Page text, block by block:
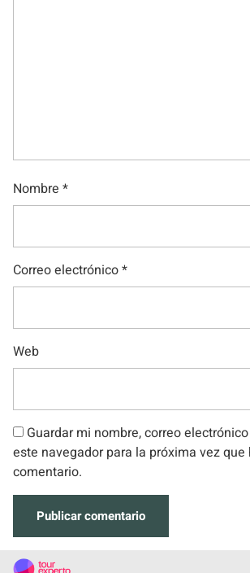
Nombre *
Correo electrónico*
Web
Guardar mi nombre, correo
este navegador para la próxima vez que
comentario.